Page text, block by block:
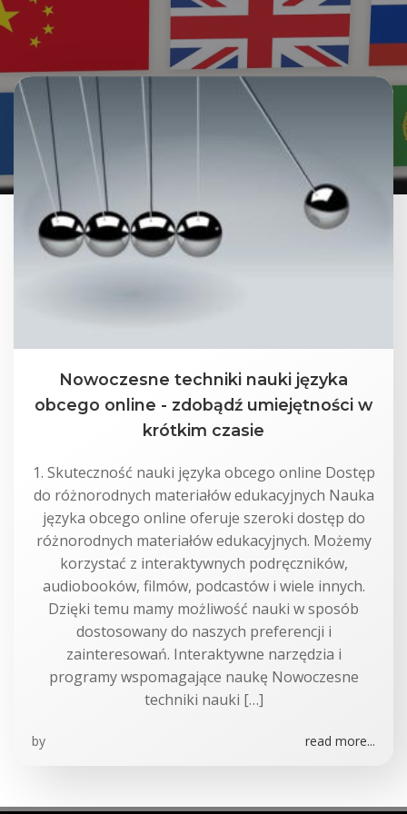
Nowoczesne techniki nauki języka
obcego online - zdobądź umiejętności w
krótkim czasie
1. Skuteczność nauki języka obcego online Dostęp
do różnorodnych materiałów edukacyjnych Nauka
języka obcego online oferuje szeroki dostęp do
różnorodnych materiałów edukacyjnych. Możemy
korzystać z interaktywnych podręczników,
audiobooków, filmów, podcastów i wiele innych.
Dzięki temu mamy możliwość nauki w sposób
dostosowany do naszych preferencji i
zainteresowań. Interaktywne narzędzia i
programy wspomagające naukę Nowoczesne
techniki nauki […]
by read more...